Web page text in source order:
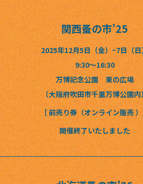
関西蚤の市’25
2025年12月5日（金）~7日（日
9:30〜16:30
万博記念公園 東の広場
（大阪府吹田市千里万博公園内
［ 前売り券（オンライン販売
開催終了いたしました